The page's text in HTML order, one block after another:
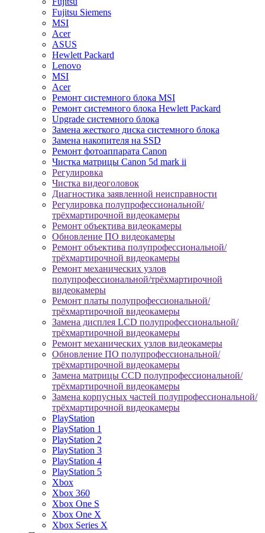
Fujitsu Siemens
MSI
Acer
ASUS
Hewlett Packard
Lenovo
MSI
Acer
Ремонт системного блока MSI
Ремонт системного блока Hewlett Packard
Upgrade системного блока
Замена жесткого диска системного блока
Замена накопителя на SSD
Ремонт фотоаппарата Canon
Чистка матрицы Canon 5d mark ii
Регулировка
Чистка видеоголовок
Диагностика заявленной неисправности
Регулировка полупрофессиональной/
трёхмартирочной видеокамеры
Ремонт объектива видеокамеры
Обновление ПО видеокамеры
Ремонт объектива полупрофессиональной/
трёхмартирочной видеокамеры
Ремонт механических узлов
полупрофессиональной/трёхмартирочной
видеокамеры
Ремонт платы полупрофессиональной/
трёхмартирочной видеокамеры
Замена дисплея LCD полупрофессиональной/
трёхмартирочной видеокамеры
Ремонт механических узлов видеокамеры
Обновление ПО полупрофессиональной/
трёхмартирочной видеокамеры
Замена матрицы CCD полупрофессиональной/
трёхмартирочной видеокамеры
Замена корпусных частей полупрофессиональной/
трёхмартирочной видеокамеры
PlayStation
PlayStation 1
PlayStation 2
PlayStation 3
PlayStation 4
PlayStation 5
Xbox
Xbox 360
Xbox One S
Xbox One X
Xbox Series X